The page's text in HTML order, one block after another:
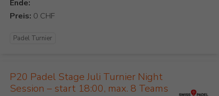
Ende:
Preis:
Padel Turnier
P20 Padel Stage Juli Turnier Night
Session – start 18:00, max. 8 Teams